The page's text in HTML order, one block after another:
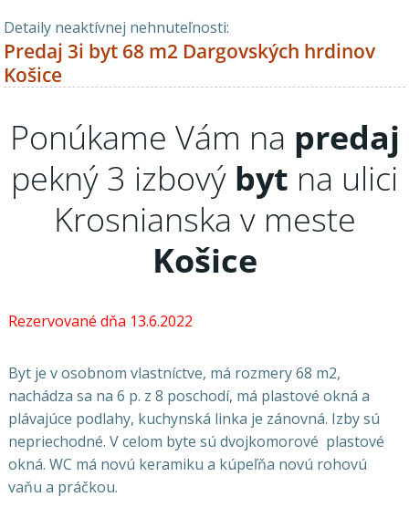
Detaily neaktívnej nehnuteľnosti:
Predaj 3i byt 68 m2 Dargovských hrdinov
Košice
Ponúkame Vám na predaj
pekný 3 izbový byt na ulici
Krosnianska v meste
Košice
Rezervované dňa 13.6.2022
Byt je v osobnom vlastníctve, má rozmery 68 m2,
nachádza sa na 6 p. z 8 poschodí, má plastové okná a
plávajúce podlahy, kuchynská linka je zánovná. Izby sú
nepriechodné. V celom byte sú dvojkomorové plastové
okná. WC má novú keramiku a kúpeľňa novú rohovú
vaňu a práčkou.